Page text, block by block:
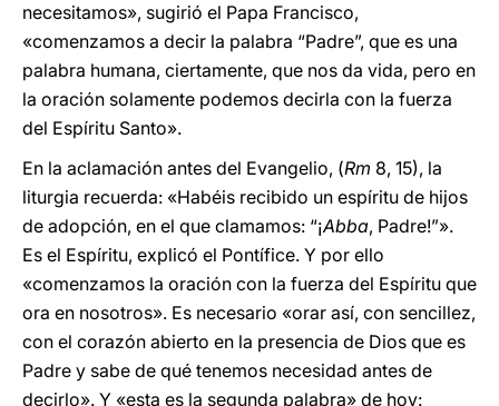
necesitamos», sugirió el Papa Francisco,
«comenzamos a decir la palabra “Padre”, que es una
palabra humana, ciertamente, que nos da vida, pero en
la oración solamente podemos decirla con la fuerza
del Espíritu Santo».
En la aclamación antes del Evangelio, (Rm 8, 15), la
liturgia recuerda: «Habéis recibido un espíritu de hijos
de adopción, en el que clamamos: “¡Abba, Padre!”».
Es el Espíritu, explicó el Pontífice. Y por ello
«comenzamos la oración con la fuerza del Espíritu que
ora en nosotros». Es necesario «orar así, con sencillez,
con el corazón abierto en la presencia de Dios que es
Padre y sabe de qué tenemos necesidad antes de
decirlo». Y «esta es la segunda palabra» de hoy: